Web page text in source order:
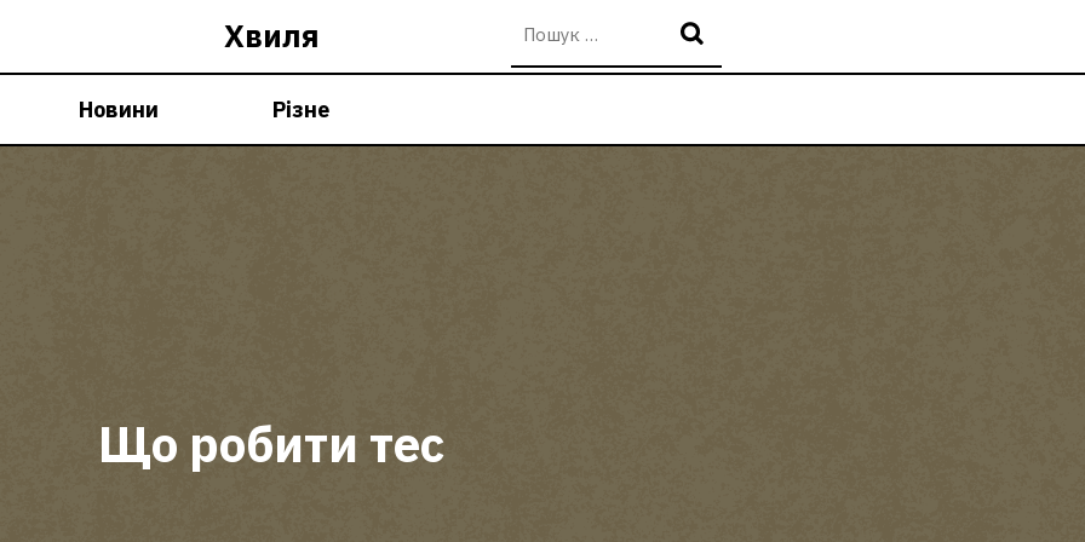
Хвиля
Новини Різне
Що робити тес